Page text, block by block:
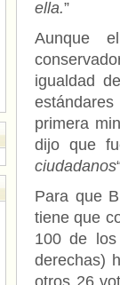
ella.”
Aunque
igualdad
primera
dijo que
ciudadanos
Para que
tiene que
100 de
derechas)
otros 26